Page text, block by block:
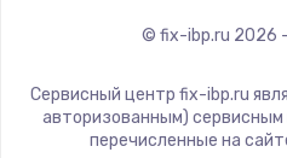
© fix-ibp.ru 2026
Сервисный центр fix-ibp.ru
авторизованным)
перечисленные на